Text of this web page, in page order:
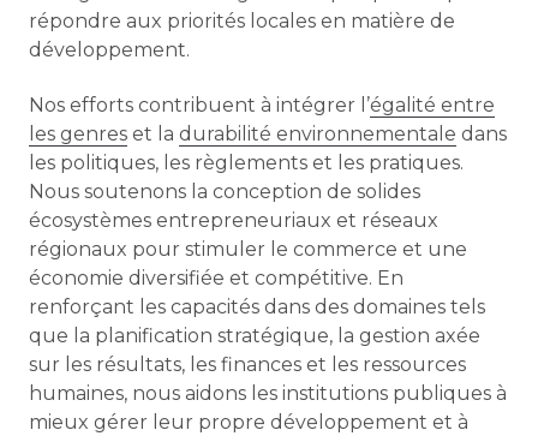
répondre aux priorités locales en matière de
développement.
Nos efforts contribuent à intégrer l’égalité entre
les genres et la durabilité environnementale dans
les politiques, les règlements et les pratiques.
Nous soutenons la conception de solides
écosystèmes entrepreneuriaux et réseaux
régionaux pour stimuler le commerce et une
économie diversifiée et compétitive. En
renforçant les capacités dans des domaines tels
que la planification stratégique, la gestion axée
sur les résultats, les finances et les ressources
humaines, nous aidons les institutions publiques à
mieux gérer leur propre développement et à